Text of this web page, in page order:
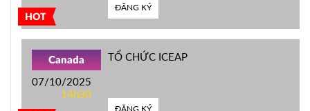
HOT
ĐĂNG KÝ
Canada
07/10/2025
14h30
TỔ CHỨC ICEAP
ĐĂNG KÝ